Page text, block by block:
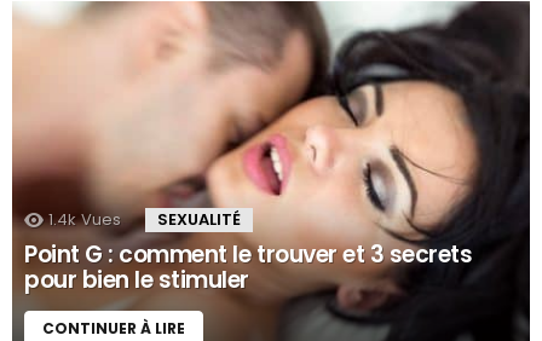
1.4k Vues SEXUALITÉ
Point G : comment le trouver et 3 secrets
pour bien le stimuler
CONTINUER À LIRE